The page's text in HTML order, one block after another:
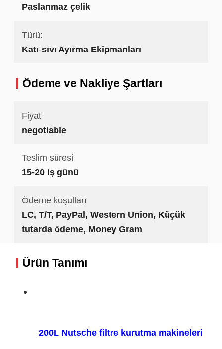
Paslanmaz çelik
Türü:
Katı-sıvı Ayırma Ekipmanları
Ödeme ve Nakliye Şartları
Fiyat
negotiable
Teslim süresi
15-20 iş günü
Ödeme koşulları
LC, T/T, PayPal, Western Union, Küçük
tutarda ödeme, Money Gram
Ürün Tanımı
200L Nutsche filtre kurutma makineleri